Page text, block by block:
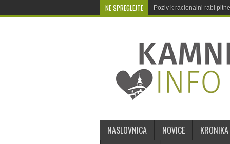
NE SPREGLEJTE Poziv k racionalni rabi
Osvežilna pralnica v
NASLOVNICA NOVICE KRONIKA